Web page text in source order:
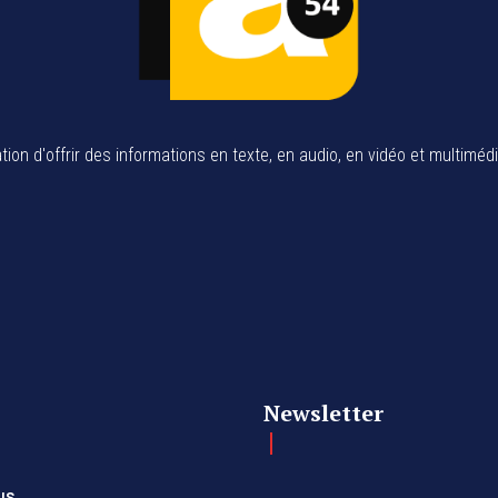
d'offrir des informations en texte, en audio, en vidéo et
Newsletter